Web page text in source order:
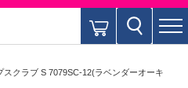
スクラブ S 7079SC-12(ラベンダーオーキ